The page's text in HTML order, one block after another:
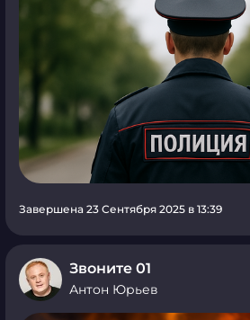
Завершена 23 Сентября 2025 в 13:39
Звоните 01
Антон Юрьев